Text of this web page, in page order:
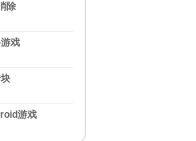
除
戏
游戏